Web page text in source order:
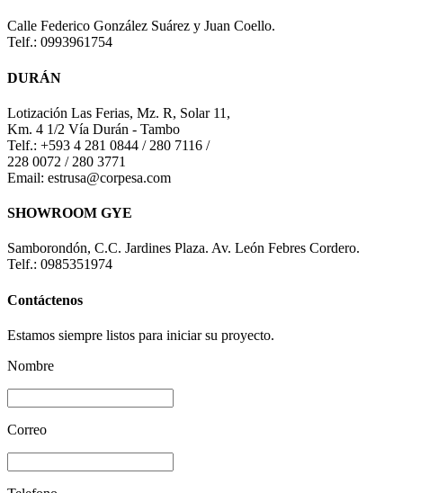
Calle Federico González Suárez y Juan Coello.
Telf.: 0993961754
DURÁN
Lotización Las Ferias, Mz. R, Solar 11,
Km. 4 1/2 Vía Durán - Tambo
Telf.: +593 4 281 0844 / 280 7116 /
228 0072 / 280 3771
Email: estrusa@corpesa.com
SHOWROOM GYE
Samborondón, C.C. Jardines Plaza. Av. León Febres Cordero.
Telf.: 0985351974
Contáctenos
Estamos siempre listos para iniciar su proyecto.
Nombre
Correo